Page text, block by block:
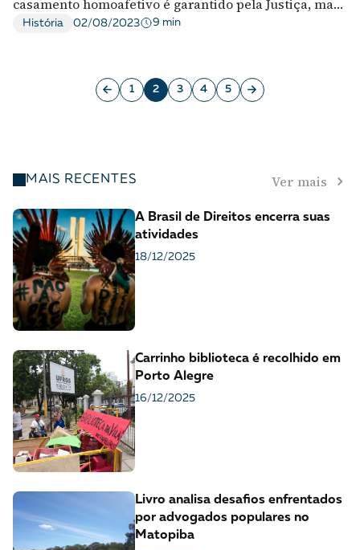
casamento homoafetivo é garantido pela Justiça, mas
ainda não é assegurado em lei
História 02/08/2023 9 min
MAIS RECENTES Ver mais
A Brasil de Direitos encerra suas
atividades
18/12/2025
Carrinho biblioteca é recolhido em
Porto Alegre
16/12/2025
Livro analisa desafios enfrentados
por advogados populares no
Matopiba
1 2 3 4 5